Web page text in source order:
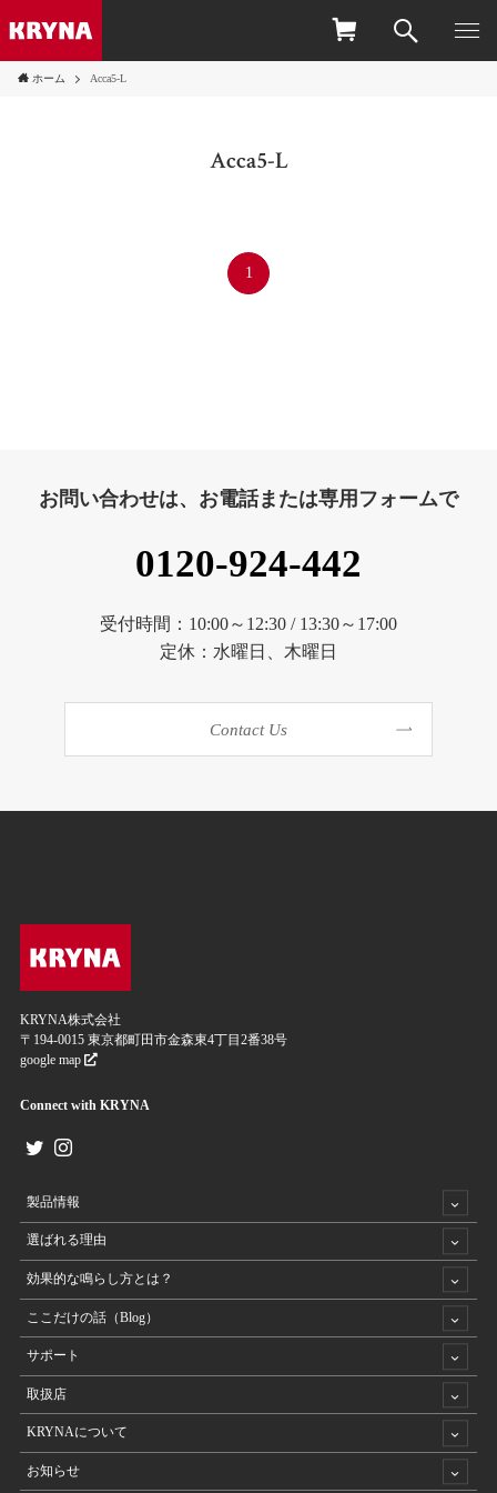
ホーム Acca5-L
Acca5-L
1
お問い合わせは、お電話または専用フォームで
0120-924-442
受付時間：10:00～12:30 / 13:30～17:00
定休：水曜日、木曜日
Contact Us
KRYNA株式会社
〒194-0015 東京都町田市金森東4丁目2番38号
google map
Connect with KRYNA
製品情報
選ばれる理由
効果的な鳴らし方とは？
ここだけの話（Blog）
サポート
取扱店
KRYNAについて
お知らせ